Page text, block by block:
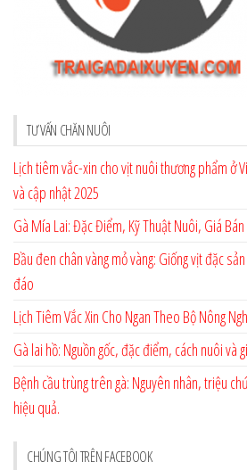
TƯ VẤN CHĂN NUÔI
Lịch tiêm vắc-xin cho vịt nuôi thương phẩm ở
và cập nhật 2025
Gà Mía Lai: Đặc Điểm, Kỹ Thuật Nuôi, Giá Bán
Bầu đen chân vàng mỏ vàng: Giống vịt đặc
đáo
Lịch Tiêm Vắc Xin Cho Ngan Theo Bộ Nông
Gà lai hồ: Nguồn gốc, đặc điểm, cách nuôi và
Bệnh cầu trùng trên gà: Nguyên nhân, triệu
hiệu quả.
CHÚNG TÔI TRÊN FACEBOOK